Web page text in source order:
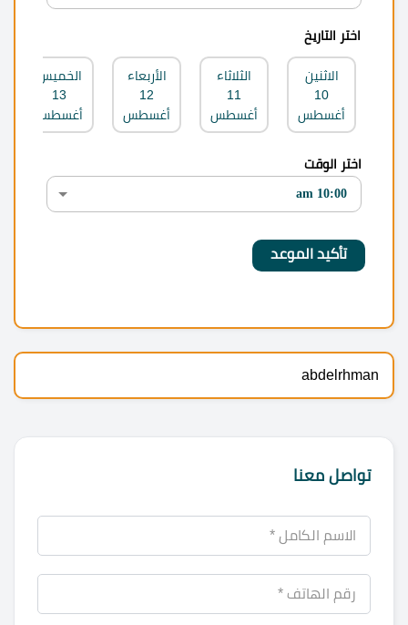
اختر التاريخ
الاثنين
10
أغسطس
الثلاثاء
11
أغسطس
الأربعاء
12
أغسطس
الخميس
13
أغسطس
اختر الوقت
abdelrhman
تواصل معنا